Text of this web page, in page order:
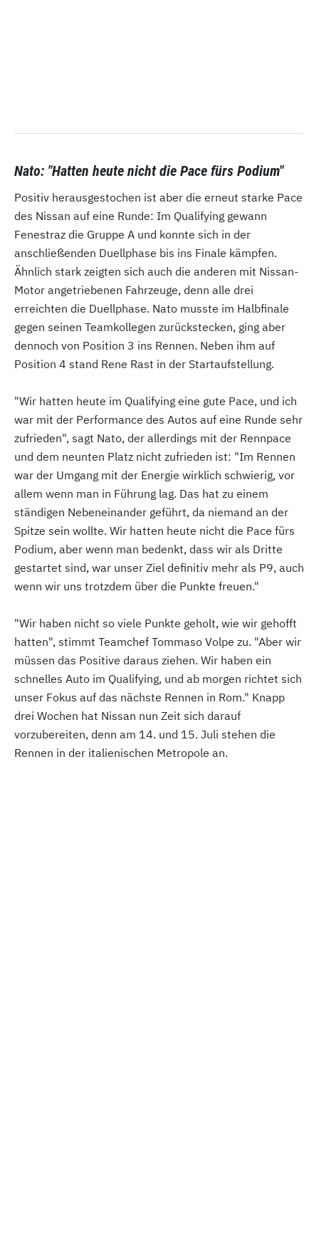
Nato: "Hatten heute nicht die Pace fürs Podium"
Positiv herausgestochen ist aber die erneut starke Pace
des Nissan auf eine Runde: Im Qualifying gewann
Fenestraz die Gruppe A und konnte sich in der
anschließenden Duellphase bis ins Finale kämpfen.
Ähnlich stark zeigten sich auch die anderen mit Nissan-
Motor angetriebenen Fahrzeuge, denn alle drei
erreichten die Duellphase. Nato musste im Halbfinale
gegen seinen Teamkollegen zurückstecken, ging aber
dennoch von Position 3 ins Rennen. Neben ihm auf
Position 4 stand Rene Rast in der Startaufstellung.
"Wir hatten heute im Qualifying eine gute Pace, und ich
war mit der Performance des Autos auf eine Runde sehr
zufrieden", sagt Nato, der allerdings mit der Rennpace
und dem neunten Platz nicht zufrieden ist: "Im Rennen
war der Umgang mit der Energie wirklich schwierig, vor
allem wenn man in Führung lag. Das hat zu einem
ständigen Nebeneinander geführt, da niemand an der
Spitze sein wollte. Wir hatten heute nicht die Pace fürs
Podium, aber wenn man bedenkt, dass wir als Dritte
gestartet sind, war unser Ziel definitiv mehr als P9, auch
wenn wir uns trotzdem über die Punkte freuen."
"Wir haben nicht so viele Punkte geholt, wie wir gehofft
hatten", stimmt Teamchef Tommaso Volpe zu. "Aber wir
müssen das Positive daraus ziehen. Wir haben ein
schnelles Auto im Qualifying, und ab morgen richtet sich
unser Fokus auf das nächste Rennen in Rom." Knapp
drei Wochen hat Nissan nun Zeit sich darauf
vorzubereiten, denn am 14. und 15. Juli stehen die
Rennen in der italienischen Metropole an.